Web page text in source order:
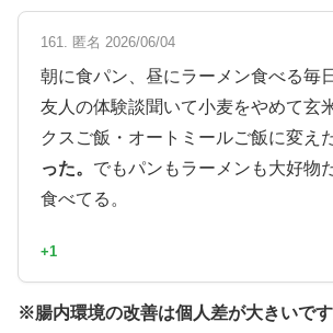
161. 匿名 2026/06/04
朝に食パン、昼にラーメン食べる毎
友人の体験談聞いて小麦をやめて玄
クスご飯・オートミールご飯に変え
った。 でもパンもラーメンも大好物
食べてる。
+1
※腸内環境の改善は個人差が大きいで